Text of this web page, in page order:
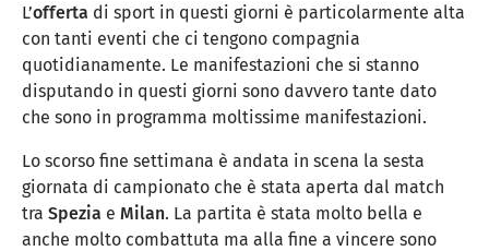
L’offerta di sport in questi giorni è particolarmente alta
con tanti eventi che ci tengono compagnia
quotidianamente. Le manifestazioni che si stanno
disputando in questi giorni sono davvero tante dato
che sono in programma moltissime manifestazioni.
Lo scorso fine settimana è andata in scena la sesta
giornata di campionato che è stata aperta dal match
tra Spezia e Milan. La partita è stata molto bella e
anche molto combattuta ma alla fine a vincere sono